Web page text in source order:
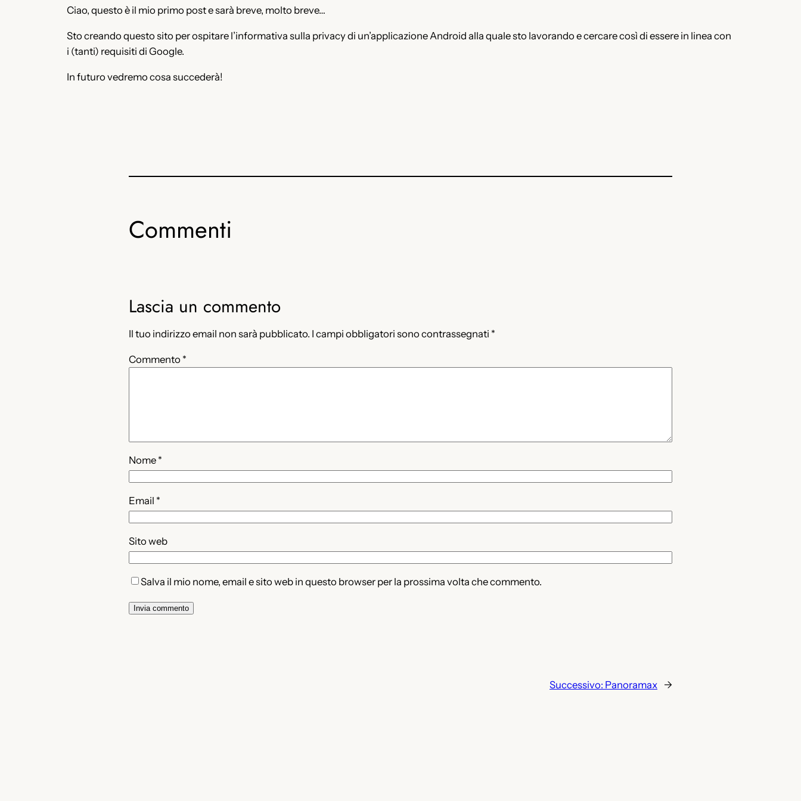
Ciao, questo è il mio primo post e sarà breve, molto breve…
Sto creando questo sito per ospitare l’informativa sulla privacy di un’applicazione Android alla quale sto lavorando e cercare così di essere in linea con
i (tanti) requisiti di Google.
In futuro vedremo cosa succederà!
Commenti
Lascia un commento
Il tuo indirizzo email non sarà pubblicato. I campi obbligatori sono contrassegnati *
Commento *
Nome *
Email *
Sito web
Salva il mio nome, email e sito web in questo browser per la prossima volta che commento.
Successivo: Panoramax →